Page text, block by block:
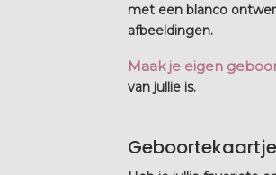
met een blanco
afbeeldingen.
Maak je eigen
van jullie is.